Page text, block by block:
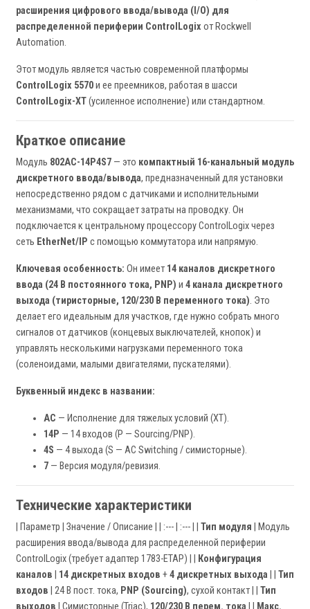
расширения цифрового ввода/вывода (I/O) для
распределенной периферии ControlLogix от Rockwell
Automation.
Этот модуль является частью современной платформы
ControlLogix 5570и ее преемников, работая в шасси
ControlLogix-XT(усиленное исполнение) или стандартном.
Краткое описание
Модуль 802AC-14P4S7 — это компактный 16-канальный модуль
дискретного ввода/вывода, предназначенный для установки
непосредственно рядом с датчиками и исполнительными
механизмами, что сокращает затраты на проводку. Он
подключается к центральному процессору ControlLogix через
сеть EtherNet/IP с помощью коммутатора или напрямую.
Ключевая особенность: Он имеет 14 каналов дискретного
ввода (24 В постоянного тока, PNP) и 4 канала дискретного
выхода (тиристорные, 120/230 В переменного тока). Это
делает его идеальным для участков, где нужно собрать много
сигналов от датчиков (концевых выключателей, кнопок) и
управлять несколькими нагрузками переменного тока
(соленоидами, малыми двигателями, пускателями).
Буквенный индекс в названии:
AC — Исполнение для тяжелых условий (XT).
14P — 14 входов (P — Sourcing/PNP).
4S — 4 выхода (S — AC Switching / симисторные).
7 — Версия модуля/ревизия.
Технические характеристики
| Параметр | Значение / Описание | | :--- | :--- | | Тип модуля | Модуль
расширения ввода/вывода для распределенной периферии
ControlLogix (требует адаптер 1783-ETAP) | |
Конфигурация
каналов
14 дискретных входов +4 дискретных выхода
Тип
входов | 24 В пост. тока, PNP (Sourcing), сухой контакт | | Тип
выходов | Симисторные (Triac), 120/230 В перем. тока Макс.